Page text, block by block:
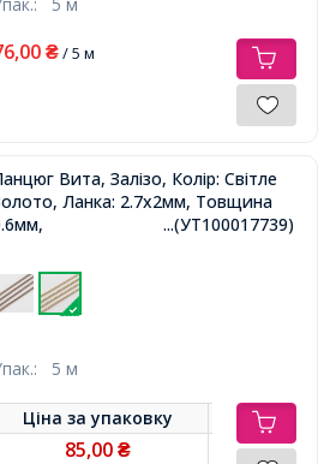
₴/ 5 м
Вита, Залізо, Колір: Світле
Ланка: 2.7x2мм, Товщина
...(УТ100017739)
5 м
Ціна заупаковку
85,00₴